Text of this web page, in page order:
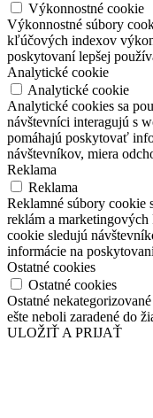
Výkonnostné cookie
Výkonnostné súbory
kľúčových indexov
poskytovaní lepšej
Analytické cookie
Analytické cookie
Analytické cookies sa
návštevníci interagujú s
pomáhajú poskytovať
návštevníkov, miera
Reklama
Reklama
Reklamné súbory cookie
reklám a
cookie sledujú
informácie na
Ostatné cookies
Ostatné cookies
Ostatné
ešte neboli zaradené do
ULOŽIŤ A PRIJAŤ